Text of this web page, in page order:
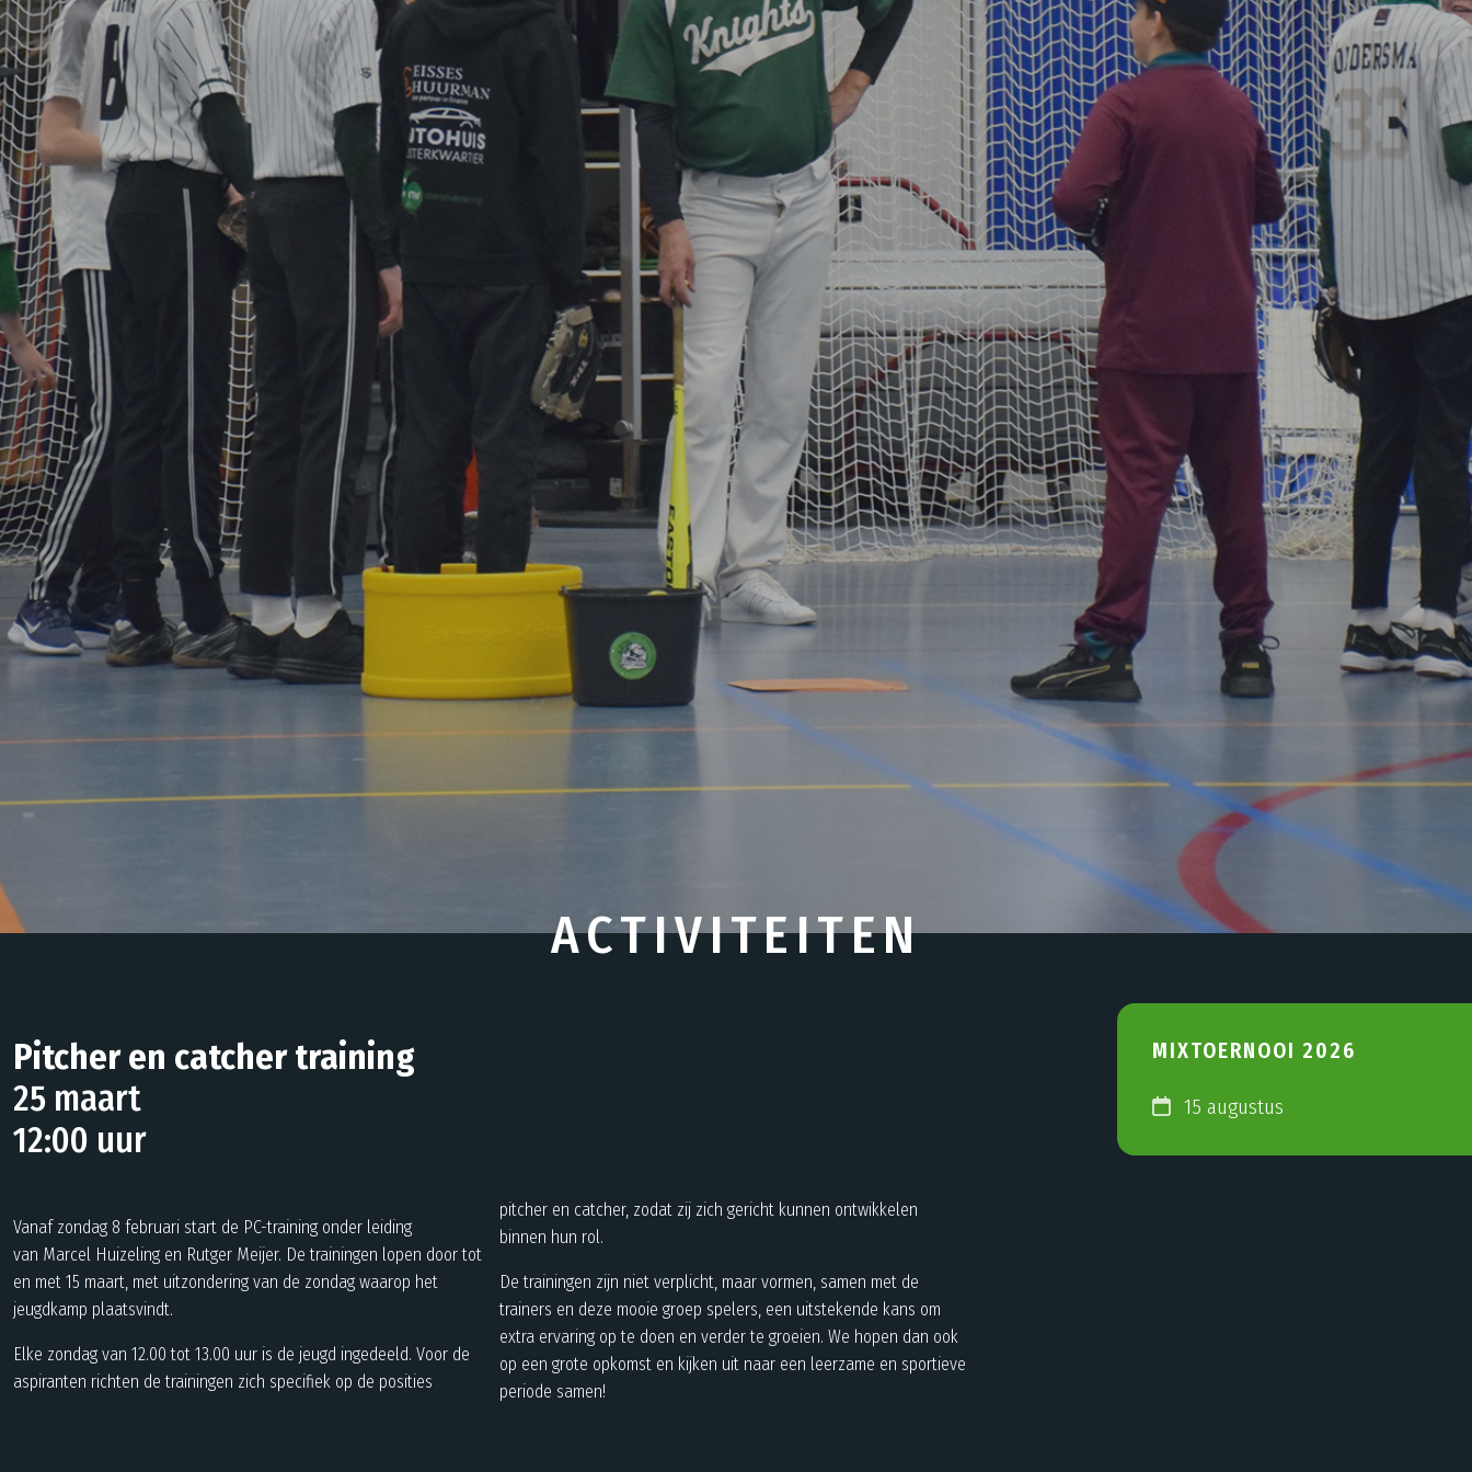
ACTIVITEITEN
Pitcher en catcher training
25 maart
12:00 uur
Vanaf zondag 8 februari start de PC-training onder leiding
van Marcel Huizeling en Rutger Meijer. De trainingen lopen door tot
en met 15 maart, met uitzondering van de zondag waarop het
jeugdkamp plaatsvindt.
Elke zondag van 12.00 tot 13.00 uur is de jeugd ingedeeld. Voor de
aspiranten richten de trainingen zich specifiek op de posities
pitcher en catcher, zodat zij zich gericht kunnen ontwikkelen
binnen hun rol.
De trainingen zijn niet verplicht, maar vormen, samen met de
trainers en deze mooie groep spelers, een uitstekende kans om
extra ervaring op te doen en verder te groeien. We hopen dan ook
op een grote opkomst en kijken uit naar een leerzame en sportieve
periode samen!
MIXTOERNOOI 2026
15 augustus